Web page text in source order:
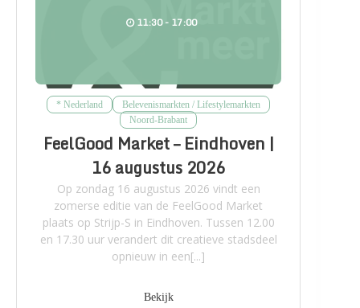
11:30 - 17:00
* Nederland
Belevenismarkten / Lifestylemarkten
Noord-Brabant
FeelGood Market – Eindhoven |
16 augustus 2026
Op zondag 16 augustus 2026 vindt een
zomerse editie van de FeelGood Market
plaats op Strijp-S in Eindhoven. Tussen 12.00
en 17.30 uur verandert dit creatieve stadsdeel
opnieuw in een[...]
Bekijk